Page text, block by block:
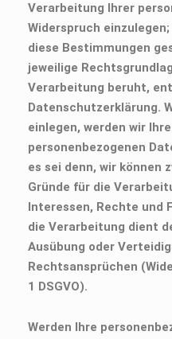
Verarbeitung Ihrer
Widerspruch
diese Bestimmungen
jeweilige
Verarbeitung beruht,
Datenschutzerklärung.
einlegen, werden wir
personenbezogenen
es sei denn, wir können
Gründe für die
Interessen, Rechte und
die Verarbeitung dient
Ausübung oder
Rechtsansprüchen
1 DSGVO).
Werden Ihre